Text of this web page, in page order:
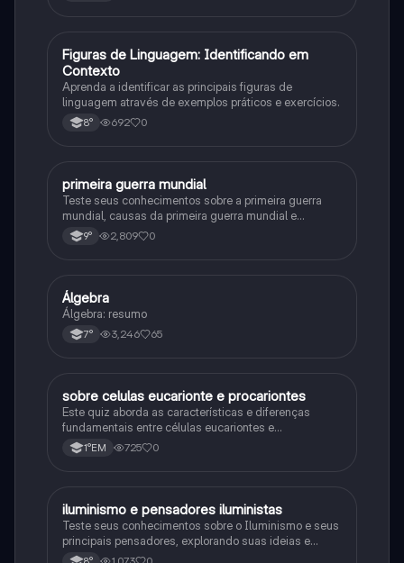
FPortuguês
Figuras de Linguagem: Identificando em
Contexto
Aprenda a identificar as principais figuras de
linguagem através de exemplos práticos e exercícios.
8° 692 0
História
primeira guerra mundial
Teste seus conhecimentos sobre a primeira guerra
mundial, causas da primeira guerra mundial e
consequências da Primeira Guerra Mundial, fases da
primeira guerra mundial
9° 2,809 0
Matematica
Álgebra
Álgebra: resumo
7° 3,246 65
Biologia
sobre celulas eucarionte e procariontes
Este quiz aborda as características e diferenças
fundamentais entre células eucariontes e
procariontes.
1°EM 725 0
História
iluminismo e pensadores iluministas
Teste seus conhecimentos sobre o Iluminismo e seus
principais pensadores, explorando suas ideias e
impacto histórico.